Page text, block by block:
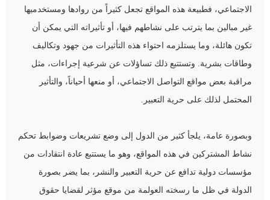
الاجتماعي، فطبيعة هذه المواقع تجعل كثيراً من روادها ومستخدميها
غير مبالين بما يترتب على نشاطهم فيها، أو تأثيراته التي يمكن أن
تكون هائلة، وما يستلزمه احتواء هذه التأثيرات من جهود وتكاليف
وطاقات بشرية. وتستتبع ذلك تساؤلات عن شرعية إجراءات، مثل
مراقبة بعض مواقع التواصل الاجتماعي، أو منعها أحياناً، والتأثير
المحتمل لذلك على حرية التعبير.
وبصورة عامة، يلجأ كثير من الدول إلى وضع تشريعات وضوابط تحكم
نشاط المشتركين في هذه المواقع، وهو ما يستتبع عادة انتقادات من
مؤسسات دولية تدافع عن حرية التعبير والنشر، بما يضر بصورة
الدولة في ظل ما رسخته العولمة من موقع مؤثر لقضايا حقوق